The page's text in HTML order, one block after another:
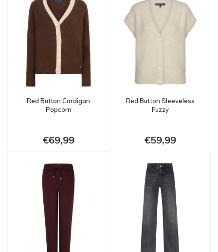
Red Button Cardigan
Popcorn
€69,99
Red Button Sleeveless
Fuzzy
€59,99